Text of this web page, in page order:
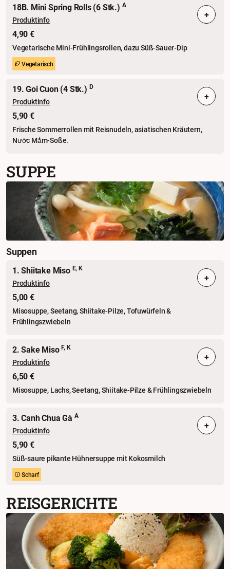
18B. Mini Spring Rolls (6 Stk.) A
Produktinfo
4,90 €
Vegetarische Mini-Frühlingsrollen, dazu Süß-Sauer-Dip
Vegetarisch
+
19. Goi Cuon (4 Stk.) D
Produktinfo
5,90 €
Frische Sommerrollen mit Reisnudeln, asiatischen Kräutern,
Nước Mắm-Soße.
+
SUPPE
Suppen
1. Shiitake Miso E, K
Produktinfo
5,00 €
Misosuppe, Seetang, Shiitake-Pilze, Tofuwürfeln &
Frühlingszwiebeln
+
2. Sake MisoF, K
Produktinfo
6,50 €
Misosuppe, Lachs, Seetang, Shiitake-Pilze & Frühlingszwiebeln
+
3. Canh Chua Gà A
Produktinfo
5,90 €
Süß-saure pikante Hühnersuppe mit Kokosmilch
Scharf
+
REISGERICHTE